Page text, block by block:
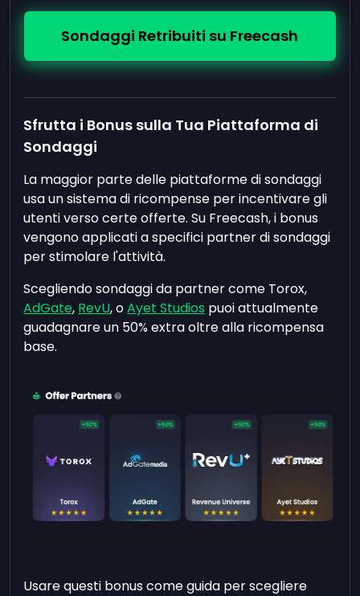
Sondaggi Retribuiti su Freecash
Sfrutta i Bonus sulla Tua Piattaforma di
Sondaggi
La maggior parte delle piattaforme di sondaggi
usa un sistema di ricompense per incentivare gli
utenti verso certe offerte. Su Freecash, i bonus
vengono applicati a specifici partner di sondaggi
per stimolare l'attività.
Scegliendo sondaggi da partner come Torox,
AdGate, RevU, oAyet Studios puoi attualmente
guadagnare un 50% extra oltre alla ricompensa
base.
Usare questi bonus come guida per scegliere